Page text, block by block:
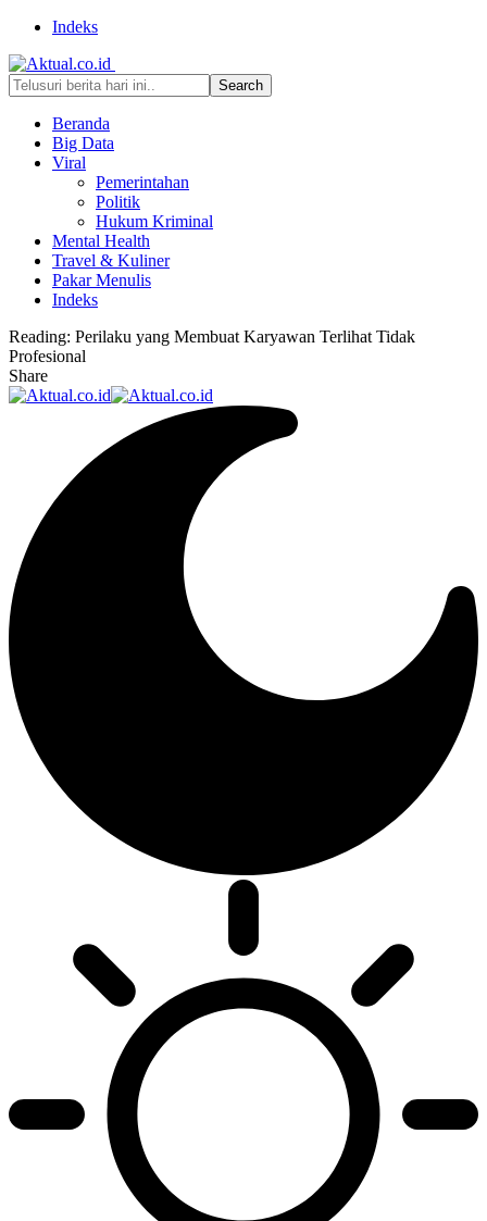
Indeks
Beranda
Big Data
Viral
Pemerintahan
Politik
Hukum Kriminal
Mental Health
Travel & Kuliner
Pakar Menulis
Indeks
Reading: Perilaku yang Membuat Karyawan Terlihat Tidak
Profesional
Share